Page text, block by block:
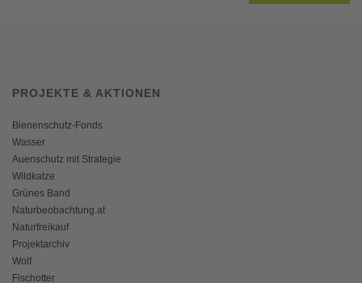
PROJEKTE & AKTIONEN
Bienenschutz-Fonds
Wasser
Auenschutz mit Strategie
Wildkatze
Grünes Band
Naturbeobachtung.at
Naturfreikauf
Projektarchiv
Wolf
Fischotter